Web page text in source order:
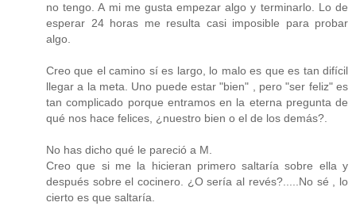
no tengo. A mi me gusta empezar algo y terminarlo. Lo de
esperar 24 horas me resulta casi imposible para probar
algo.
Creo que el camino sí es largo, lo malo es que es tan difícil
llegar a la meta. Uno puede estar "bien" , pero "ser feliz" es
tan complicado porque entramos en la eterna pregunta de
qué nos hace felices, ¿nuestro bien o el de los demás?.
No has dicho qué le pareció a M.
Creo que si me la hicieran primero saltaría sobre ella y
después sobre el cocinero. ¿O sería al revés?.....No sé , lo
cierto es que saltaría.